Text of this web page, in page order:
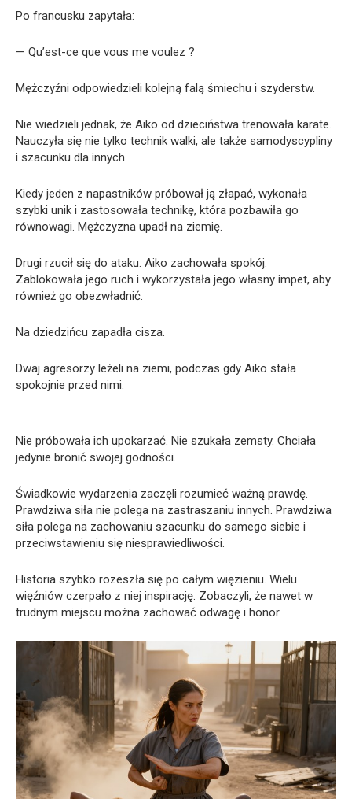
Po francusku zapytała:
— Qu’est-ce que vous me voulez ?
Mężczyźni odpowiedzieli kolejną falą śmiechu i szyderstw.
Nie wiedzieli jednak, że Aiko od dzieciństwa trenowała karate.
Nauczyła się nie tylko technik walki, ale także samodyscypliny
i szacunku dla innych.
Kiedy jeden z napastników próbował ją złapać, wykonała
szybki unik i zastosowała technikę, która pozbawiła go
równowagi. Mężczyzna upadł na ziemię.
Drugi rzucił się do ataku. Aiko zachowała spokój.
Zablokowała jego ruch i wykorzystała jego własny impet, aby
również go obezwładnić.
Na dziedzińcu zapadła cisza.
Dwaj agresorzy leżeli na ziemi, podczas gdy Aiko stała
spokojnie przed nimi.
Nie próbowała ich upokarzać. Nie szukała zemsty. Chciała
jedynie bronić swojej godności.
Świadkowie wydarzenia zaczęli rozumieć ważną prawdę.
Prawdziwa siła nie polega na zastraszaniu innych. Prawdziwa
siła polega na zachowaniu szacunku do samego siebie i
przeciwstawieniu się niesprawiedliwości.
Historia szybko rozeszła się po całym więzieniu. Wielu
więźniów czerpało z niej inspirację. Zobaczyli, że nawet w
trudnym miejscu można zachować odwagę i honor.